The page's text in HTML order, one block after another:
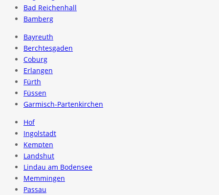
Bad Reichenhall
Bamberg
Bayreuth
Berchtesgaden
Coburg
Erlangen
Fürth
Füssen
Garmisch-Partenkirchen
Hof
Ingolstadt
Kempten
Landshut
Lindau am Bodensee
Memmingen
Passau